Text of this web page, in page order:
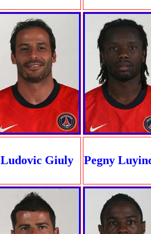
Ludovic Giuly Pegny